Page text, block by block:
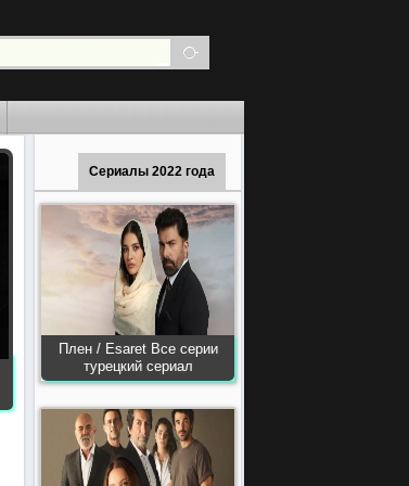
Сериалы 2022 года
Плен / Esaret Все серии
турецкий сериал